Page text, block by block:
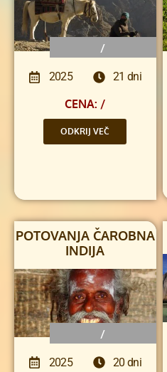
/
2025 21 dni
CENA: /
ODKRIJ VEČ
POTOVANJA ČAROBNA
INDIJA
/
2025 20 dni